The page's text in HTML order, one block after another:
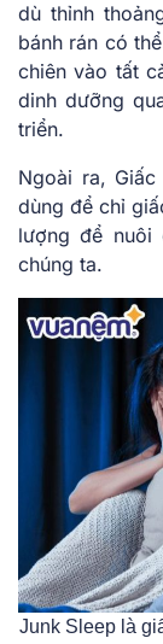
dù thỉnh
bánh rán có
chiên vào tất
dinh dưỡng
triển.
Ngoài ra,
dùng để chỉ
lượng để
chúng ta.
Junk Sleep là